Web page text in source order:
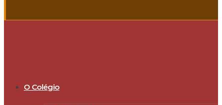
O Colégio